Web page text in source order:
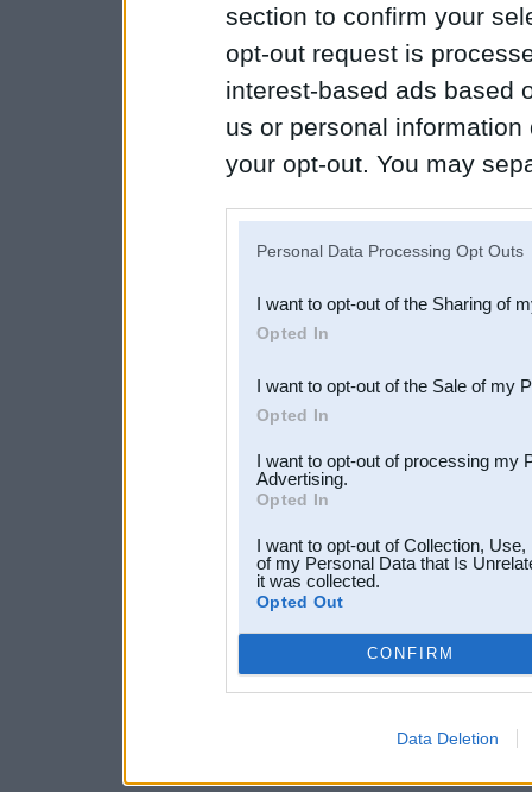
section to confirm your
opt-out request is
interest-based ads based
us or personal
your opt-out. You may
Downstream Participants
third parties.
Personal Data Processing Opt Outs
I want to opt-out of the Sharing of
Opted In
I want to opt-out of the Sale of my
Opted In
I want to opt-out of processing my
Advertising.
Opted In
I want to opt-out of Collection,
of my Personal Data that Is
it was collected.
Opted Out
CONFIRM
Data Deletion